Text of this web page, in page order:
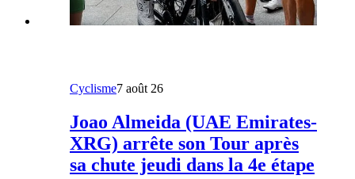
Cyclisme7 août 26
Joao Almeida (UAE Emirates-
XRG) arrête son Tour après
sa chute jeudi dans la 4e étape